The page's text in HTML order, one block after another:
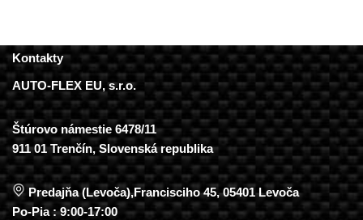
Kontakty
AUTO-FLEX EU, s.r.o.
Štúrovo námestie 6478/11
911 01 Trenčín, Slovenská republika
Predajňa (Levoča),Francisciho 45, 05401 Levoča
Po-Pia : 9:00-17:00